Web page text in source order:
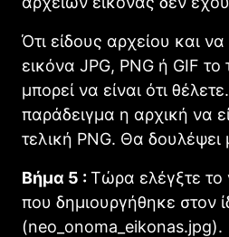
Ότι είδους αρχείου και
εικόνα JPG, PNG ή GIF το
μπορεί να είναι ότι
παράδειγμα η αρχική να
τελική PNG. Θα δουλέψει
Βήμα 5 :Τώρα ελέγξτε το
που δημιουργήθηκε στον
(neo_onoma_eikonas.jpg).